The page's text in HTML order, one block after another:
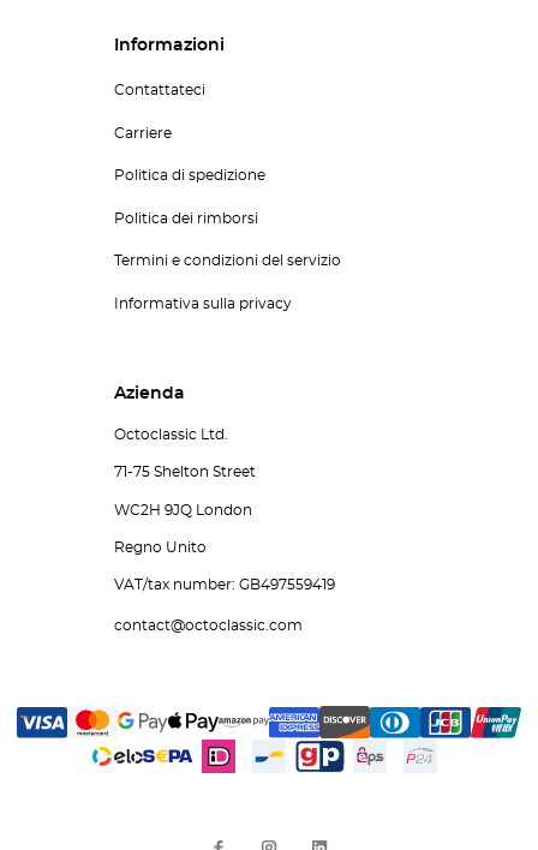
Informazioni
Contattateci
Carriere
Politica di spedizione
Politica dei rimborsi
Termini e condizioni del servizio
Informativa sulla privacy
Azienda
Octoclassic Ltd.
71-75 Shelton Street
WC2H 9JQ London
Regno Unito
VAT/tax number: GB497559419
contact@octoclassic.com